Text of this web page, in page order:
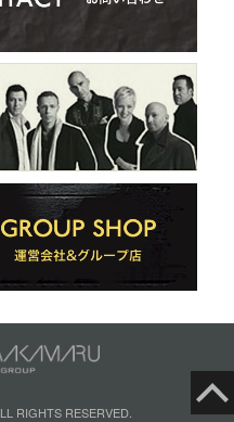
RIGHTS RESERVED.